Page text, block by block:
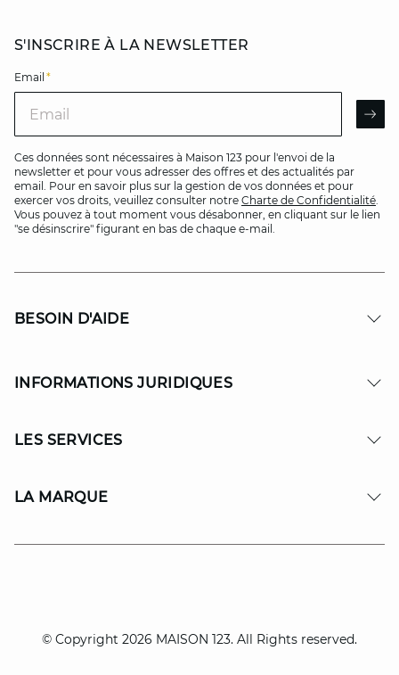
S'INSCRIRE À LA NEWSLETTER
Email *
Ces données sont nécessaires à Maison 123 pour l'envoi de la
newsletter et pour vous adresser des offres et des actualités par
email. Pour en savoir plus sur la gestion de vos données et pour
exercer vos droits, veuillez consulter notre Charte de Confidentialité.
Vous pouvez à tout moment vous désabonner, en cliquant sur le lien
"se désinscrire" figurant en bas de chaque e-mail.
BESOIN D'AIDE
INFORMATIONS JURIDIQUES
LES SERVICES
LA MARQUE
© Copyright 2026 MAISON 123. All Rights reserved.